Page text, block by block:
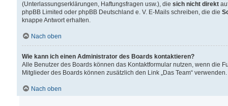
(Unterlassungserklärungen, Haftungsfragen usw.), die sich nicht direkt
phpBB Limited oder phpBB Deutschland e. V. E-Mails schreiben, die die
knappe Antwort erhalten.
Nach oben
Wie kann ich einen Administrator des Boards kontaktieren?
Alle Benutzer des Boards können das Kontaktformular nutzen, wenn die
Mitglieder des Boards können zusätzlich den Link „Das Team“ verwenden.
Nach oben